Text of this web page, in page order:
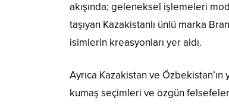
akışında; geleneksel işlemeleri
taşıyan Kazakistanlı ünlü marka
isimlerin kreasyonları yer aldı.
Ayrıca Kazakistan ve
kumaş seçimleri ve özgün